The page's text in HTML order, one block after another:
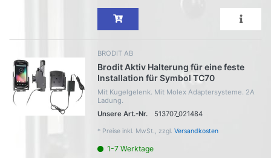
BRODIT AB
Brodit Aktiv Halterung für eine feste
Installation für Symbol TC70
Mit Kugelgelenk. Mit Molex Adaptersysteme. 2A
Ladung.
Unsere Art.-Nr.
513707_021484
* Preise inkl. MwSt., zzgl. Versandkosten
1-7 Werktage